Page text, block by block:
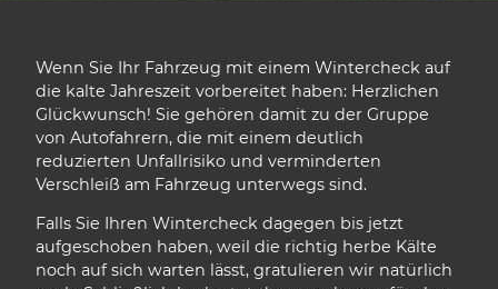
Wenn Sie Ihr Fahrzeug mit einem Wintercheck auf
die kalte Jahreszeit vorbereitet haben: Herzlichen
Glückwunsch! Sie gehören damit zu der Gruppe
von Autofahrern, die mit einem deutlich
reduzierten Unfallrisiko und verminderten
Verschleiß am Fahrzeug unterwegs sind.
Falls Sie Ihren Wintercheck dagegen bis jetzt
aufgeschoben haben, weil die richtig herbe Kälte
noch auf sich warten lässt, gratulieren wir natürlich